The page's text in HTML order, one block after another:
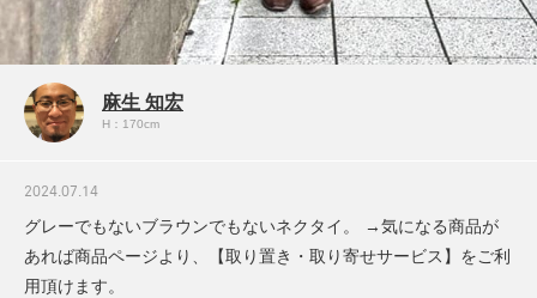
麻生 知宏
H：170cm
2024.07.14
グレーでもないブラウンでもないネクタイ。 →気になる商品が
あれば商品ページより、【取り置き・取り寄せサービス】をご利
用頂けます。